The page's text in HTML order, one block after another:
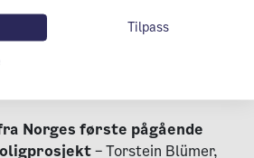
materialkrav og
– Christoffer Relling
Norges første pågående
– Torstein Blümer,
Tilpass